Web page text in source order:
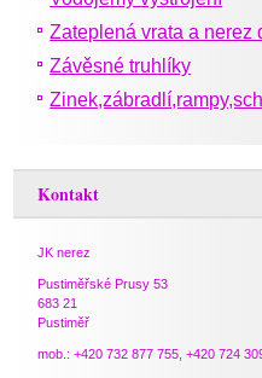
Zateplená vrata a nerez
Závěsné truhlíky
Kontakt
JK nerez
Pustiměřské Prusy 53
683 21
Pustiměř
mob.: +420 732 877 755, +420 724